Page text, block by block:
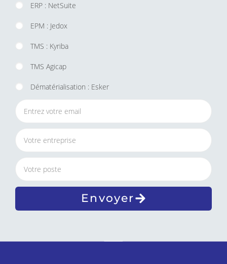
ERP : NetSuite
EPM : Jedox
TMS : Kyriba
TMS Agicap
Dématérialisation : Esker
Envoyer